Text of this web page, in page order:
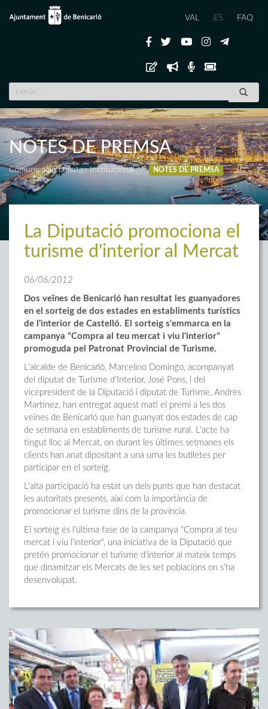
VAL ES FAQ
NOTES DE PREMSA
Comunicació i Imatge Institucional NOTES DE PREMSA
La Diputació promociona el
turisme d'interior al Mercat
06/06/2012
Dos veïnes de Benicarló han resultat les guanyadores
en el sorteig de dos estades en establiments turístics
de l'interior de Castelló. El sorteig s'emmarca en la
campanya "Compra al teu mercat i viu l'interior"
promoguda pel Patronat Provincial de Turisme.
L'alcalde de Benicarló, Marcelino Domingo, acompanyat
del diputat de Turisme d'Interior, José Pons, i del
vicepresident de la Diputació i diputat de Turisme, Andrés
Martínez, han entregat aquest matí el premi a les dos
veïnes de Benicarló que han guanyat dos estades de cap
de setmana en establiments de turisme rural. L'acte ha
tingut lloc al Mercat, on durant les últimes setmanes els
clients han anat dipositant a una urna les butlletes per
participar en el sorteig.
L'alta participació ha estat un dels punts que han destacat
les autoritats presents, així com la importància de
promocionar el turisme dins de la província.
El sorteig és l'última fase de la campanya "Compra al teu
mercat i viu l'interior", una iniciativa de la Diputació que
pretén promocionar el turisme d'interior al mateix temps
que dinamitzar els Mercats de les set poblacions on s'ha
desenvolupat.